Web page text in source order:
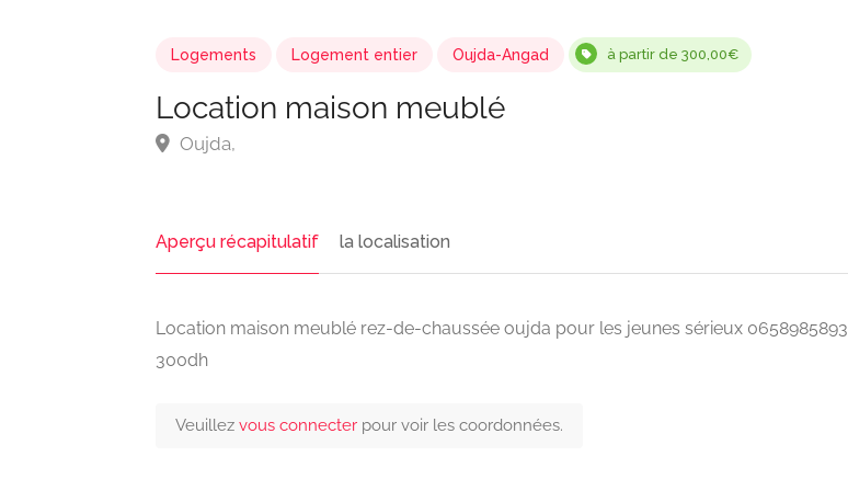
Logements Logement entier Oujda-Angad à partir de 300,00€
Location maison meublé
Oujda,
Aperçu récapitulatif la localisation
Location maison meublé rez-de-chaussée oujda pour les jeunes sérieux 0658985893
300dh
Veuillez vous connecter pour voir les coordonnées.